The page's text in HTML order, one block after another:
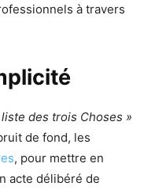
à travers
liste des trois Choses »
de fond, les
, pour mettre en
acte délibéré de